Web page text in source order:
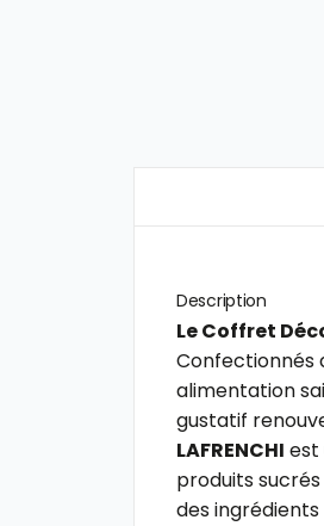
Description
Le Coffret
Confectionnés
alimentation
gustatif
LAFRENCHI est
produits
des